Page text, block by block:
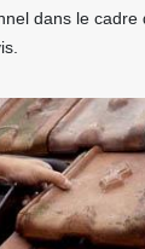
dans le cadre